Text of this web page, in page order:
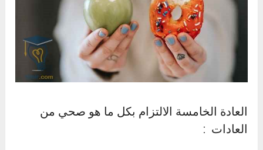
العادة الخامسة الالتزام بكل ما هو صحي من
العادات :